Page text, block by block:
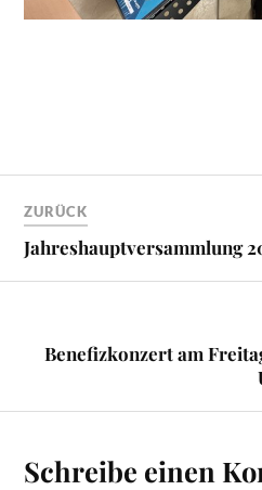
ZURÜCK
Jahreshauptversammlung
Benefizkonzert am
Schreibe einen